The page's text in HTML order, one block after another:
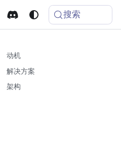
搜索
动机
解决方案
架构